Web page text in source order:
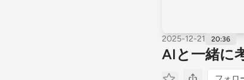
2025-12-21 20:36
AIと一緒に